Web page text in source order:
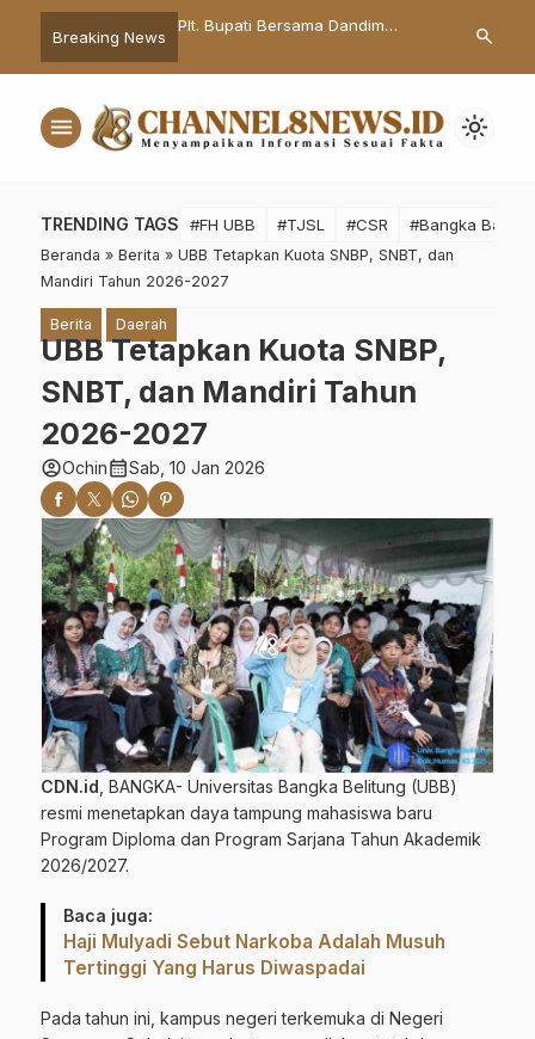
Breaking News
Gelar Baksos
dan OKP
Plt. Bupati Bersama Dandim
Wartawan yang Ludes Dilalap Si
Hadiri Gala
Ungkapkan
search
menu light_mode
TRENDING TAGS #FH UBB #TJSL #CSR #Bangka Barat
Beranda » Berita » UBB Tetapkan Kuota SNBP, SNBT, dan
Mandiri Tahun 2026-2027
Berita Daerah
UBB Tetapkan Kuota SNBP,
SNBT, dan Mandiri Tahun
2026-2027
account_circleOchincalendar_monthSab, 10 Jan 2026
CDN.id , BANGKA- Universitas Bangka Belitung (UBB)
resmi menetapkan daya tampung mahasiswa baru
Program Diploma dan Program Sarjana Tahun Akademik
2026/2027.
Baca juga:
Haji Mulyadi Sebut Narkoba Adalah Musuh
Tertinggi Yang Harus Diwaspadai
Pada tahun ini, kampus negeri terkemuka di Negeri